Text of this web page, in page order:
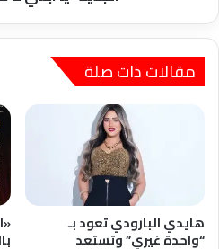
معك"
مقالات ذات صلة
هايدي البارودي تعود بـ
“واحدة غيري” وتستعد